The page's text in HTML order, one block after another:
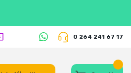
0 264 241 67 17